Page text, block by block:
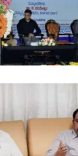
ಬೆಂಗಳೂರು ಟ್ರಾಫಿಕ್
ಕೋಲ್ಕತ್ತಾ, ದೆಹಲಿ
ಸುವ್ಯವಸ್ಥೆ ಉತ್ತಮ
ಅವರು ಹೇಳಿದರು.